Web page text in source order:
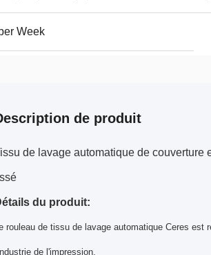
Week
de produit
de lavage automatique de couverture
du produit:
rouleau de tissu de lavage automatique Ceres
de l'impression.